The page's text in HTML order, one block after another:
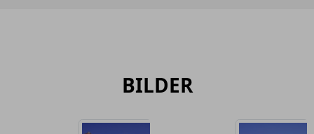
BILDER